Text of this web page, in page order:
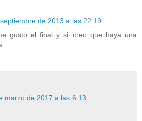
de 2013 a las 22:19
gusto el final y si creo que haya una
marzo de 2017 a las 6:13